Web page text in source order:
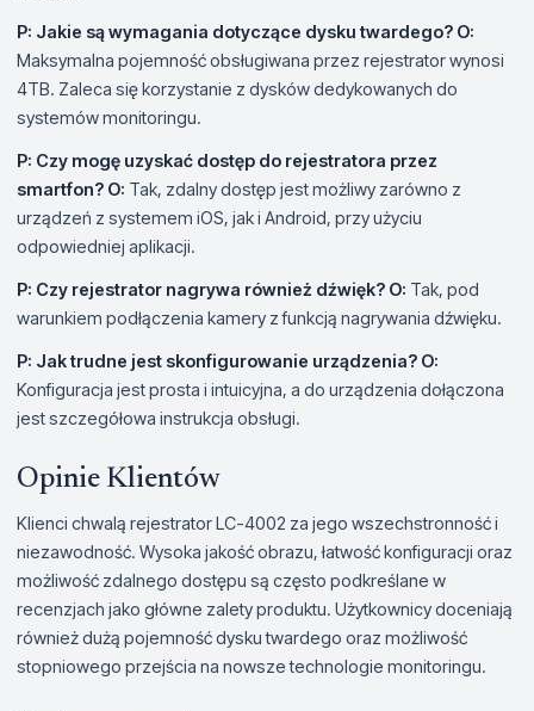
P: Jakie są wymagania dotyczące dysku twardego? O:
Maksymalna pojemność obsługiwana przez rejestrator wynosi
4TB. Zaleca się korzystanie z dysków dedykowanych do
systemów monitoringu.
P: Czy mogę uzyskać dostęp do rejestratora przez
smartfon? O: Tak, zdalny dostęp jest możliwy zarówno z
urządzeń z systemem iOS, jak i Android, przy użyciu
odpowiedniej aplikacji.
P: Czy rejestrator nagrywa również dźwięk? O: Tak, pod
warunkiem podłączenia kamery z funkcją nagrywania dźwięku.
P: Jak trudne jest skonfigurowanie urządzenia? O:
Konfiguracja jest prosta i intuicyjna, a do urządzenia dołączona
jest szczegółowa instrukcja obsługi.
Opinie Klientów
Klienci chwalą rejestrator LC-4002 za jego wszechstronność i
niezawodność. Wysoka jakość obrazu, łatwość konfiguracji oraz
możliwość zdalnego dostępu są często podkreślane w
recenzjach jako główne zalety produktu. Użytkownicy doceniają
również dużą pojemność dysku twardego oraz możliwość
stopniowego przejścia na nowsze technologie monitoringu.